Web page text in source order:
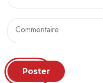
Poster